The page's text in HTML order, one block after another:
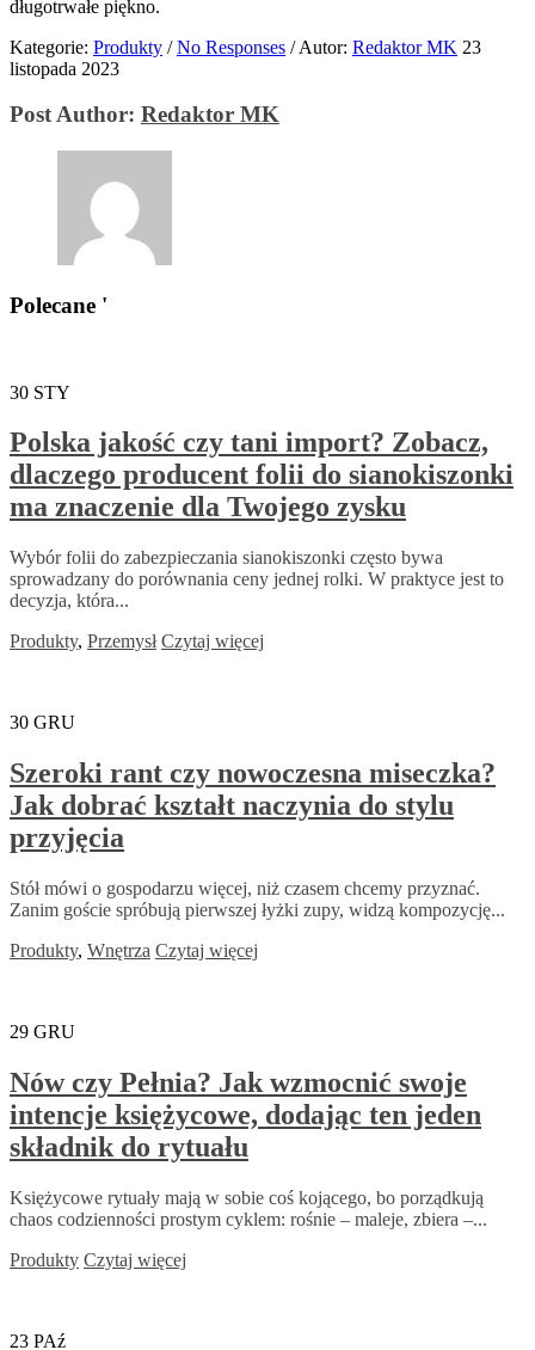
długotrwałe piękno.
Kategorie: Produkty / No Responses /Autor: Redaktor MK 23
listopada 2023
Post Author: Redaktor MK
Polecane '
30 STY
Polska jakość czy tani import? Zobacz,
dlaczego producent folii do sianokiszonki
ma znaczenie dla Twojego zysku
Wybór folii do zabezpieczania sianokiszonki często bywa
sprowadzany do porównania ceny jednej rolki. W praktyce jest to
decyzja, która...
Produkty, Przemysł Czytaj więcej
30 GRU
Szeroki rant czy nowoczesna miseczka?
Jak dobrać kształt naczynia do stylu
przyjęcia
Stół mówi o gospodarzu więcej, niż czasem chcemy przyznać.
Zanim goście spróbują pierwszej łyżki zupy, widzą kompozycję...
Produkty, Wnętrza Czytaj więcej
29 GRU
Nów czy Pełnia? Jak wzmocnić swoje
intencje księżycowe, dodając ten jeden
składnik do rytuału
Księżycowe rytuały mają w sobie coś kojącego, bo porządkują
chaos codzienności prostym cyklem: rośnie – maleje, zbiera –...
Produkty Czytaj więcej
23 PAź